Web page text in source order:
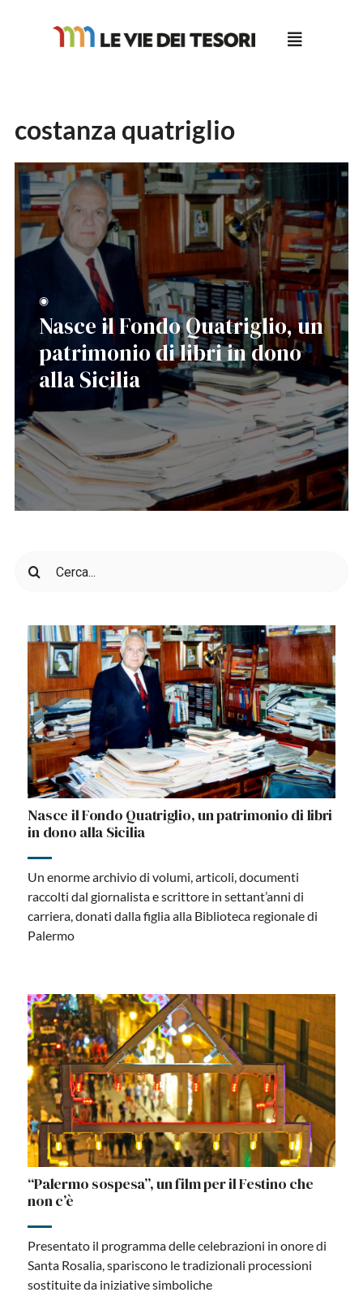
costanza quatriglio
◉
Nasce il Fondo Quatriglio, un
patrimonio di libri in dono
alla Sicilia
per:
Nasce il Fondo Quatriglio, un patrimonio di libri
in dono alla Sicilia
Un enorme archivio di volumi, articoli, documenti
raccolti dal giornalista e scrittore in settant’anni di
carriera, donati dalla figlia alla Biblioteca regionale di
Palermo
“Palermo sospesa”, un film per il Festino che
non c’è
Presentato il programma delle celebrazioni in onore di
Santa Rosalia, spariscono le tradizionali processioni
sostituite da iniziative simboliche